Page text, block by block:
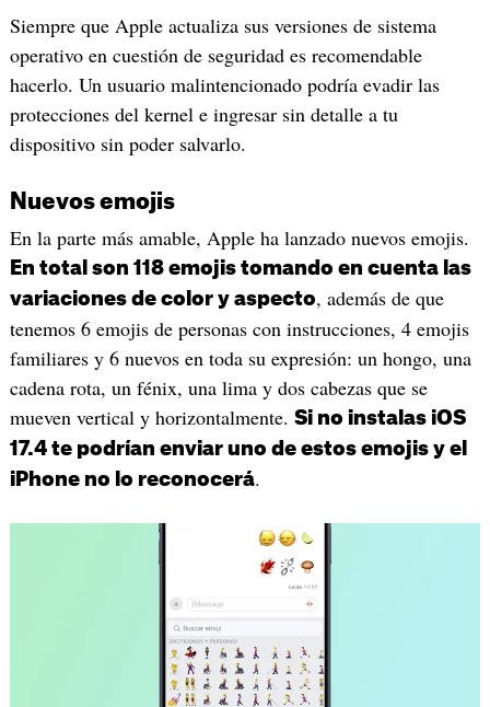
Siempre que Apple actualiza sus versiones de sistema
operativo en cuestión de seguridad es recomendable
hacerlo. Un usuario malintencionado podría evadir las
protecciones del kernel e ingresar sin detalle a tu
dispositivo sin poder salvarlo.
Nuevos emojis
En la parte más amable, Apple ha lanzado nuevos emojis.
En total son 118 emojis tomando en cuenta las
variaciones de color y aspecto, además de que
tenemos 6 emojis de personas con instrucciones, 4 emojis
familiares y 6 nuevos en toda su expresión: un hongo, una
cadena rota, un fénix, una lima y dos cabezas que se
mueven vertical y horizontalmente. Si no instalas iOS
17.4 te podrían enviar uno de estos emojis y el
iPhone no lo reconocerá.